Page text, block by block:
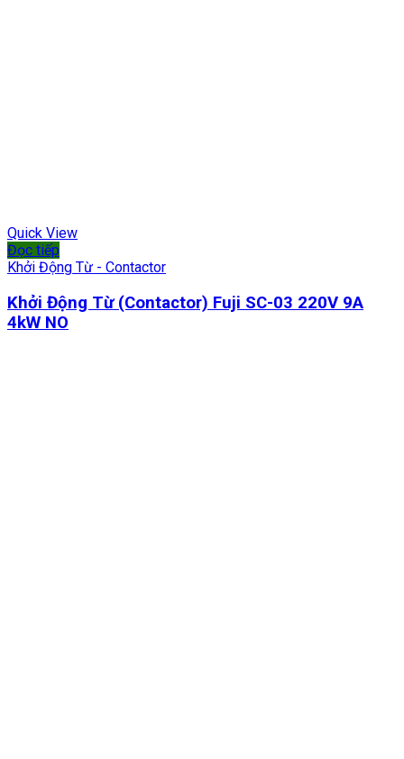
Quick View
Đọc tiếp
Khởi Động Từ - Contactor
Khởi Động Từ (Contactor) Fuji SC-03 220V 9A
4kW NO